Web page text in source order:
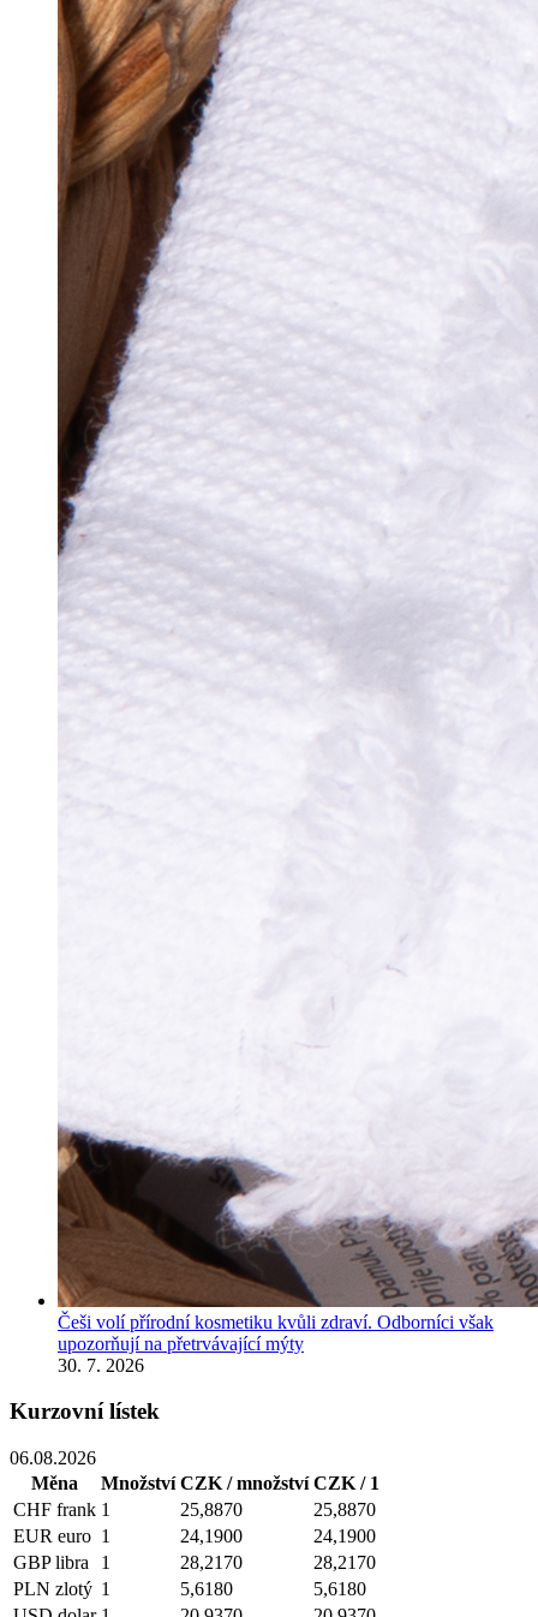
Češi volí přírodní kosmetiku kvůli zdraví. Odborníci však
upozorňují na přetrvávající mýty
30. 7. 2026
Kurzovní lístek
06.08.2026
Měna
Množství CZK / množství CZK / 1
CHF frank 1 25,8870
25,8870
EUR euro 1 24,1900
24,1900
GBP libra 1 28,2170
28,2170
PLN zlotý 1 5,6180
5,6180